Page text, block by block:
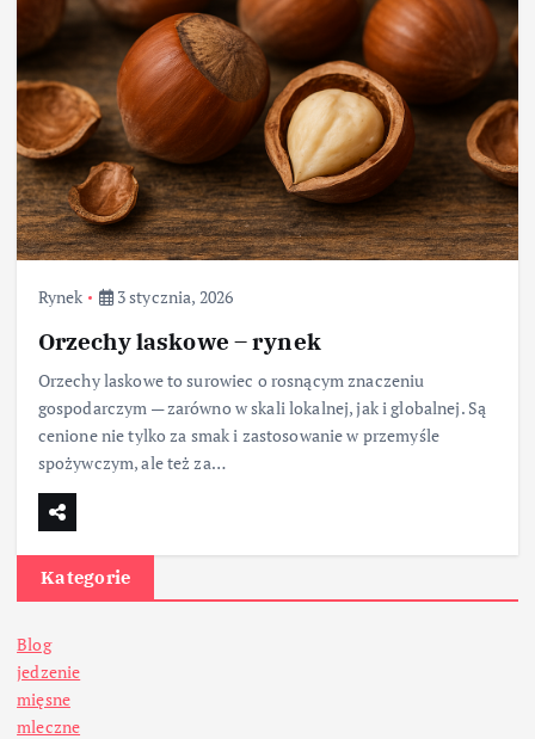
Rynek 3 stycznia, 2026
Orzechy laskowe – rynek
Orzechy laskowe to surowiec o rosnącym znaczeniu
gospodarczym — zarówno w skali lokalnej, jak i globalnej. Są
cenione nie tylko za smak i zastosowanie w przemyśle
spożywczym, ale też za…
Kategorie
Blog
jedzenie
mięsne
mleczne